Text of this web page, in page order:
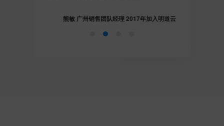
熊敏 广州销售团队经理 2017年加入明道云